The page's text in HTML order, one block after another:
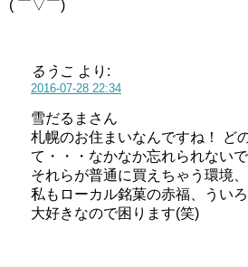
( ￣▽￣)
るうこ より:
2016-07-28 22:34
雪だるまさん
札幌のお住まいなんですね！ ど
て・・・なかなか忘れられないで
それらが普通に買えちゃう環境
私もローカル銘菓の赤福、うい
大好きなので困ります(笑)